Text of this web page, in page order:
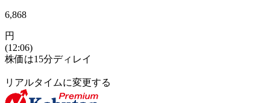
6,868
円
(12:06)
株価は15分ディレイ
リアルタイムに変更する